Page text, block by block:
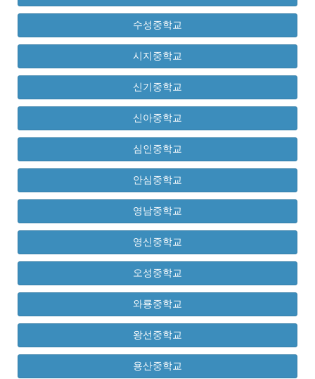
수성중학교
시지중학교
신기중학교
신아중학교
심인중학교
안심중학교
영남중학교
영신중학교
오성중학교
와룡중학교
왕선중학교
용산중학교